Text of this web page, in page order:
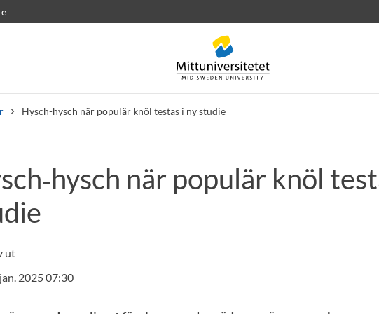
Hysch-hysch när populär knöl testas i ny studie
VälkomstbrevPersonal Lediga jobb
när populär knöl
ut
2025 07:30